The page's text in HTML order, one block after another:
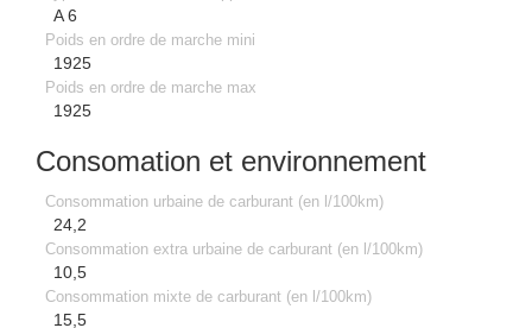
A 6
Poids en ordre de marche mini
1925
Poids en ordre de marche max
1925
Consomation et environnement
Consommation urbaine de carburant (en l/100km)
24,2
Consommation extra urbaine de carburant (en l/100km)
10,5
Consommation mixte de carburant (en l/100km)
15,5